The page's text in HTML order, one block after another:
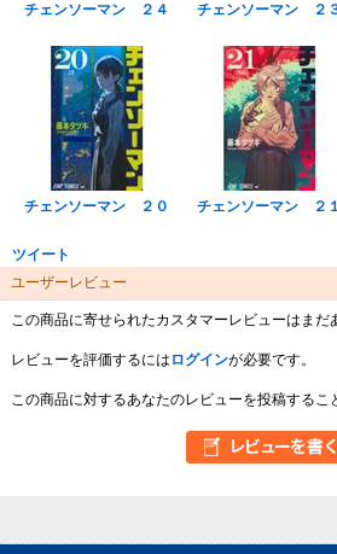
チェンソーマン ２４ チェンソーマン ２
チェンソーマン ２０ チェンソーマン ２
ツイート
ユーザーレビュー
この商品に寄せられたカスタマーレビューはまだ
レビューを評価するには ログインが必要です。
この商品に対するあなたのレビューを投稿するこ